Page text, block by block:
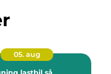
05. aug